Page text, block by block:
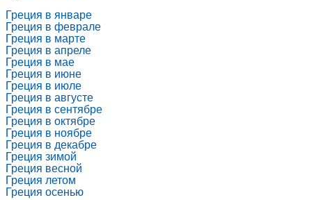
Греция в январе
Греция в феврале
Греция в марте
Греция в апреле
Греция в мае
Греция в июне
Греция в июле
Греция в августе
Греция в сентябре
Греция в октябре
Греция в ноябре
Греция в декабре
Греция зимой
Греция весной
Греция летом
Греция осенью